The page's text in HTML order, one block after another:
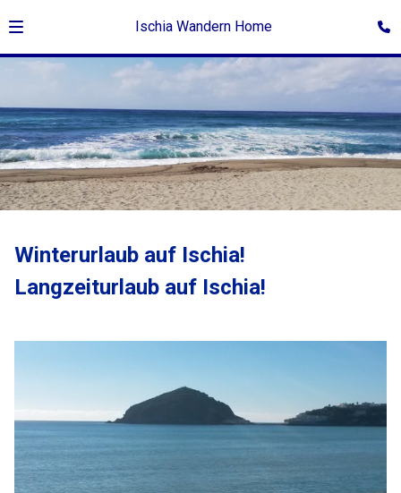
Ischia Wandern Home
Winterurlaub auf Ischia!
Langzeiturlaub auf Ischia!